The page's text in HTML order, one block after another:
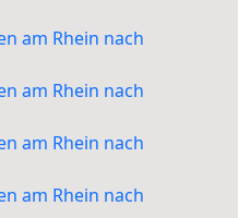
am Rhein nach
am Rhein nach
am Rhein nach
am Rhein nach